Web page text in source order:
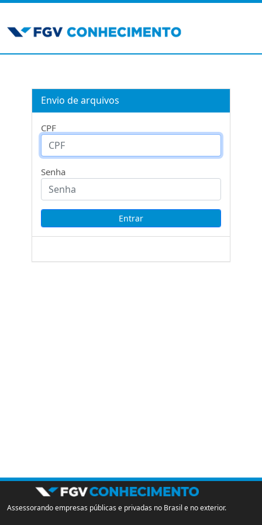
Envio de arquivos
CPF
Senha
Assessorando empresas públicas e privadas no Brasil e no exterior.